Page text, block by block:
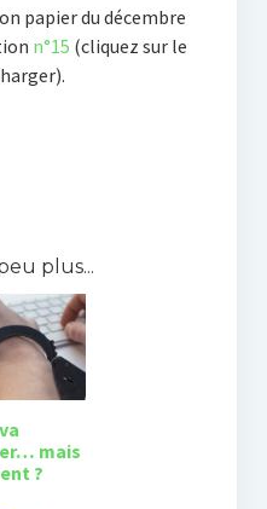
papier du décembre
n°15 (cliquez sur le
plus...
mais
?